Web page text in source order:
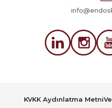
KVKK Aydınlatma Metni